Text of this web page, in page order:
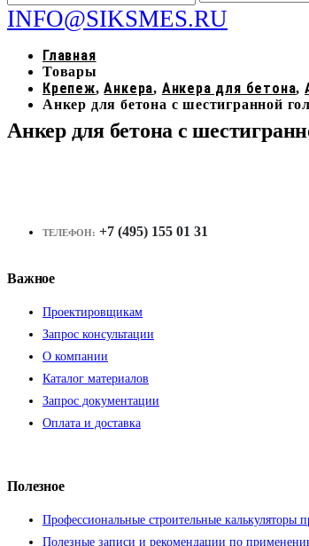
INFO@SIKSMES.RU
Главная
Товары
Крепеж,Анкера, Анкера для бетона,
Анкер для бетона с шестигранной
Анкер для бетона с
ТЕЛЕФОН: +7 (495) 155 01 31
Важное
Проектировщикам
Запрос консультации
О компании
Каталог материалов
Запрос документации
Оплата и доставка
Полезное
Профессиональные строительные калькуляторы
Полезные записи и рекомендации по